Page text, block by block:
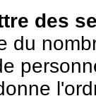
des
du